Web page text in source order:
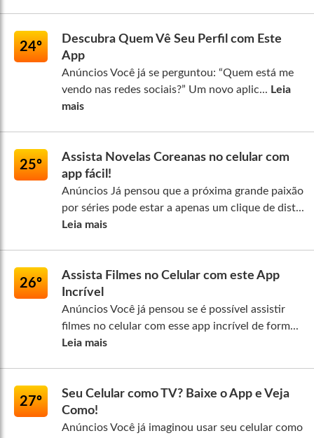
24º
Descubra Quem Vê Seu Perfil com Este
App
Anúncios Você já se perguntou: “Quem está me
vendo nas redes sociais?” Um novo aplic... Leia
mais
25º
Assista Novelas Coreanas no celular com
app fácil!
Anúncios Já pensou que a próxima grande paixão
por séries pode estar a apenas um clique de dist...
Leia mais
26º
Assista Filmes no Celular com este App
Incrível
Anúncios Você já pensou se é possível assistir
filmes no celular com esse app incrível de form...
Leia mais
27º
Seu Celular como TV? Baixe o App e Veja
Como!
Anúncios Você já imaginou usar seu celular como